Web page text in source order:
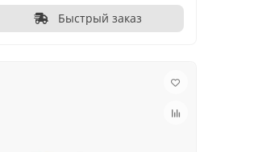
Быстрый заказ